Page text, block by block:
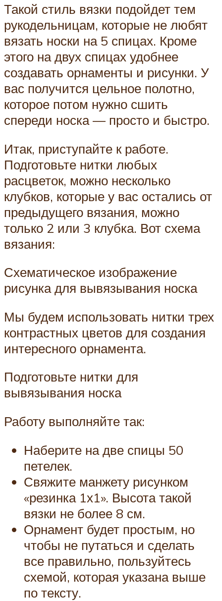
Такой стиль вязки подойдет тем
рукодельницам, которые не любят
вязать носки на 5 спицах. Кроме
этого на двух спицах удобнее
создавать орнаменты и рисунки. У
вас получится цельное полотно,
которое потом нужно сшить
спереди носка — просто и быстро.
Итак, приступайте к работе.
Подготовьте нитки любых
расцветок, можно несколько
клубков, которые у вас остались от
предыдущего вязания, можно
только 2 или 3 клубка. Вот схема
вязания:
Схематическое изображение
рисунка для вывязывания носка
Мы будем использовать нитки трех
контрастных цветов для создания
интересного орнамента.
Подготовьте нитки для
вывязывания носка
Работу выполняйте так:
Наберите на две спицы 50
петелек.
Свяжите манжету рисунком
«резинка 1х1». Высота такой
вязки не более 8 см.
Орнамент будет простым, но
чтобы не путаться и сделать
все правильно, пользуйтесь
схемой, которая указана выше
по тексту.